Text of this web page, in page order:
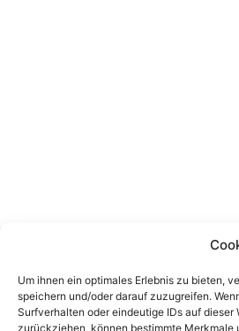
Um ihnen ein optimales Erlebnis zu bieten,
speichern und/oder darauf zuzugreifen.
Surfverhalten oder eindeutige IDs auf
zurückziehen, können bestimmte